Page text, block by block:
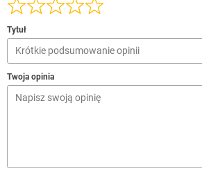
Tytuł
Twoja opinia